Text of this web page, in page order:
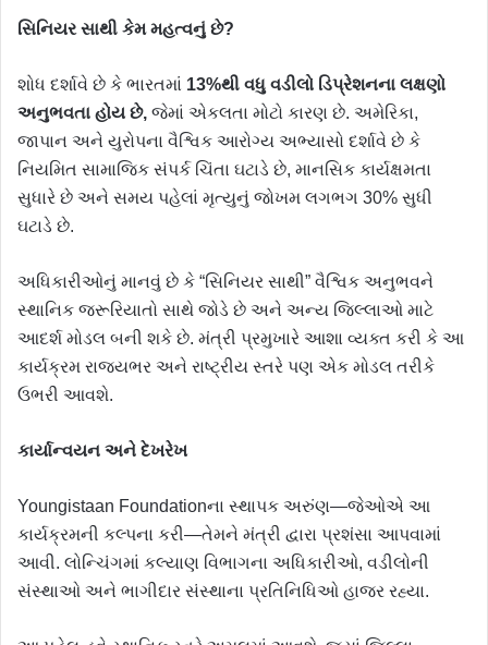
સિનિયર સાથી કેમ મહત્વનું છે?
શોધ દર્શાવે છે કે ભારતમાં 13%થી વધુ વડીલો ડિપ્રેશનના લક્ષણો
અનુભવતા હોય છે, જેમાં એકલતા મોટો કારણ છે. અમેરિકા,
જાપાન અને યુરોપના વૈશ્વિક આરોગ્ય અભ્યાસો દર્શાવે છે કે
નિયમિત સામાજિક સંપર્ક ચિંતા ઘટાડે છે, માનસિક કાર્યક્ષમતા
સુધારે છે અને સમય પહેલાં મૃત્યુનું જોખમ લગભગ 30% સુધી
ઘટાડે છે.
અધિકારીઓનું માનવું છે કે “સિનિયર સાથી” વૈશ્વિક અનુભવને
સ્થાનિક જરૂરિયાતો સાથે જોડે છે અને અન્ય જિલ્લાઓ માટે
આદર્શ મોડલ બની શકે છે. મંત્રી પ્રમુખારે આશા વ્યક્ત કરી કે આ
કાર્યક્રમ રાજ્યભર અને રાષ્ટ્રીય સ્તરે પણ એક મોડલ તરીકે
ઉભરી આવશે.
કાર્યાન્વયન અને દેખરેખ
Youngistaan Foundationના સ્થાપક અરુંણ—જેઓએ આ
કાર્યક્રમની કલ્પના કરી—તેમને મંત્રી દ્વારા પ્રશંસા આપવામાં
આવી. લોન્ચિંગમાં કલ્યાણ વિભાગના અધિકારીઓ, વડીલોની
સંસ્થાઓ અને ભાગીદાર સંસ્થાના પ્રતિનિધિઓ હાજર રહ્યા.